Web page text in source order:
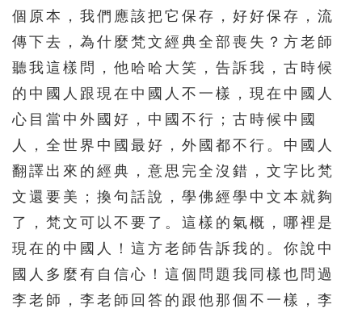
個原本，我們應該把它保存，好好保存，流
傳下去，為什麼梵文經典全部喪失？方老師
聽我這樣問，他哈哈大笑，告訴我，古時候
的中國人跟現在中國人不一樣，現在中國人
心目當中外國好，中國不行；古時候中國
人，全世界中國最好，外國都不行。中國人
翻譯出來的經典，意思完全沒錯，文字比梵
文還要美；換句話說，學佛經學中文本就夠
了，梵文可以不要了。這樣的氣概，哪裡是
現在的中國人！這方老師告訴我的。你說中
國人多麼有自信心！這個問題我同樣也問過
李老師，李老師回答的跟他那個不一樣，李